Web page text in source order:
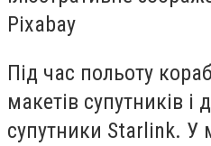
Pixabay
Під час польоту
макетів супутників і
супутники Starlink. У